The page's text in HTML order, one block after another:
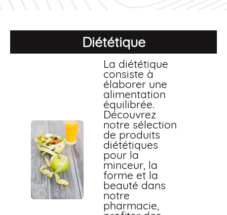
Diététique
La diététique
consiste à
élaborer une
alimentation
équilibrée.
Découvrez
notre sélection
de produits
diététiques
pour la
minceur, la
forme et la
beauté dans
notre
pharmacie,